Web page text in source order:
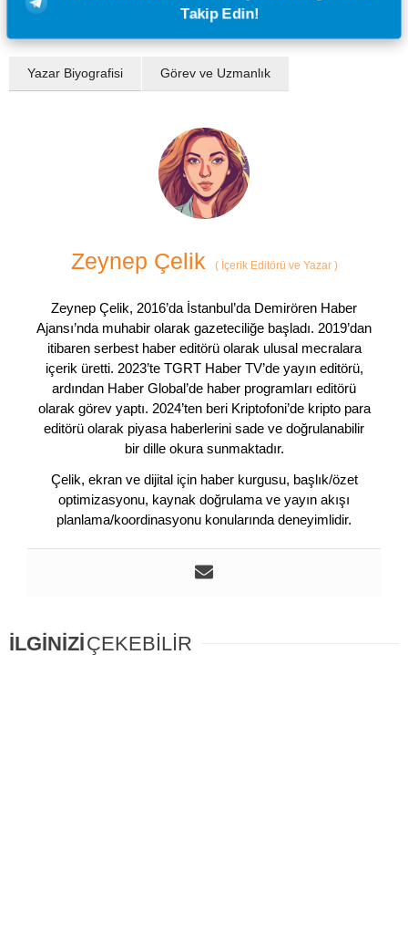
Takip Edin!
Yazar Biyografisi Görev ve Uzmanlık
Zeynep Çelik (İçerik Editörü ve Yazar )
Zeynep Çelik, 2016’da İstanbul’da Demirören Haber
Ajansı’nda muhabir olarak gazeteciliğe başladı. 2019’dan
itibaren serbest haber editörü olarak ulusal mecralara
içerik üretti. 2023’te TGRT Haber TV’de yayın editörü,
ardından Haber Global’de haber programları editörü
olarak görev yaptı. 2024’ten beri Kriptofoni’de kripto para
editörü olarak piyasa haberlerini sade ve doğrulanabilir
bir dille okura sunmaktadır.
Çelik, ekran ve dijital için haber kurgusu, başlık/özet
optimizasyonu, kaynak doğrulama ve yayın akışı
planlama/koordinasyonu konularında deneyimlidir.
İLGİNİZİÇEKEBİLİR